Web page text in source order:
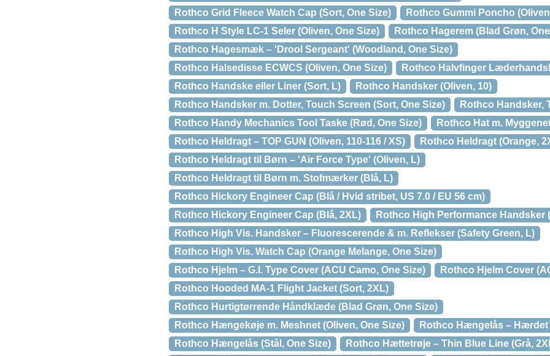
Rothco Grid Fleece Watch Cap (Sort, One Size)
Rothco Gummi Poncho
Rothco H Style LC-1 Seler (Oliven, One Size)
Rothco Hagerem (Blad Grøn,
Rothco Hagesmæk – 'Drool Sergeant' (Woodland, One Size)
Rothco Halsedisse ECWCS (Oliven, One Size)
Rothco Halvfinger
Rothco Handske eller Liner (Sort, L)
Rothco Handsker (Oliven, 10)
Rothco Handsker m. Dotter, Touch Screen (Sort, One Size)
Rothco Handsker,
Rothco Handy Mechanics Tool Taske (Rød, One Size)
Rothco Hat m.
Rothco Heldragt – TOP GUN (Oliven, 110-116 / XS)
Rothco Heldragt (Orange,
Rothco Heldragt til Børn – 'Air Force Type' (Oliven, L)
Rothco Heldragt til Børn m. Stofmærker (Blå, L)
Rothco Hickory Engineer Cap (Blå / Hvid stribet, US 7.0 / EU 56 cm)
Rothco Hickory Engineer Cap (Blå, 2XL)
Rothco High Performance Handsker
Rothco High Vis. Handsker – Fluorescerende & m. Reflekser (Safety Green, L)
Rothco High Vis. Watch Cap (Orange Melange, One Size)
Rothco Hjelm – G.I. Type Cover (ACU Camo, One Size)
Rothco Hjelm Cover
Rothco Hooded MA-1 Flight Jacket (Sort, 2XL)
Rothco Hurtigtørrende Håndklæde (Blad Grøn, One Size)
Rothco Hængekøje m. Meshnet (Oliven, One Size)
Rothco Hængelås – Hærdet
Rothco Hængelås (Stål, One Size)
Rothco Hættetrøje – Thin Blue Line (Grå,